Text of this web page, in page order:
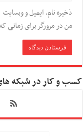
ذخیره نام، ایمیل و وبسایت
من در مرورگر برای زمانی
کسب و کار در شبکه